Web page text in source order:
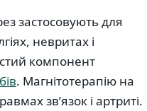
застосовують для
невритах і
компонент
. Магнітотерапію на
звʼязок і артриті.